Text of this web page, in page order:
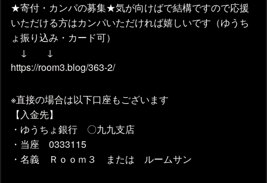
★寄付・カンパの募集★気が向けばで結構ですので応援
いただける方はカンパいただければ嬉しいです（ゆうち
ょ振り込み・カード可）
↓ ↓
https://room3.blog/363-2/
※直接の場合は以下口座もございます
【入金先】
・ゆうちょ銀行 〇九九支店
・当座 0333115
・名義 Ｒｏｏｍ３ または ルームサン